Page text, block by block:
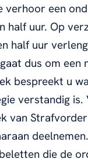
verhoor een
half uur. Op
half uur
dus om een
bespreekt u
verstandig
van
die de